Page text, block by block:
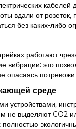
вдали от розеток,
без каких-либо
работают
вибрации: это
опасаясь
среде
устройствами,
не выделяют CO2
полностью